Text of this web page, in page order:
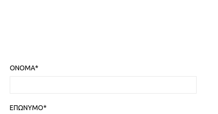
ΟΝΟΜΑ*
ΕΠΩΝΥΜΟ*